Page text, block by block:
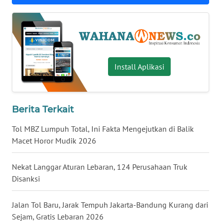
Install Aplikasi
Berita Terkait
Tol MBZ Lumpuh Total, Ini Fakta Mengejutkan di Balik
Macet Horor Mudik 2026
Nekat Langgar Aturan Lebaran, 124 Perusahaan Truk
Disanksi
Jalan Tol Baru, Jarak Tempuh Jakarta-Bandung Kurang dari
Sejam, Gratis Lebaran 2026
WN
BABEL
WN
SUMBAR
BENGKULU
LAMPUNG
JATENG